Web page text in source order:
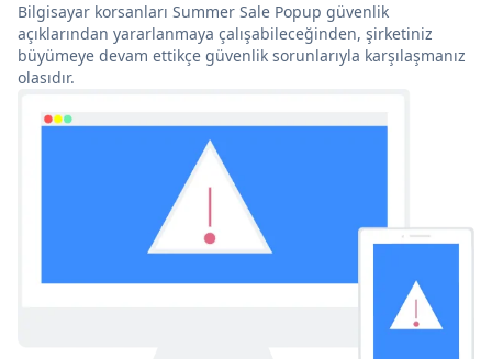
Bilgisayar korsanları Summer Sale Popup güvenlik
açıklarından yararlanmaya çalışabileceğinden, şirketiniz
büyümeye devam ettikçe güvenlik sorunlarıyla karşılaşmanız
olasıdır.